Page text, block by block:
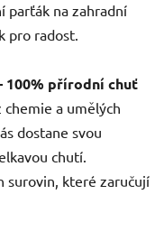
parťák na zahradní
pro radost.
100% přírodní chuť
a umělých
dostane svou
chutí.
surovin, které zaručují